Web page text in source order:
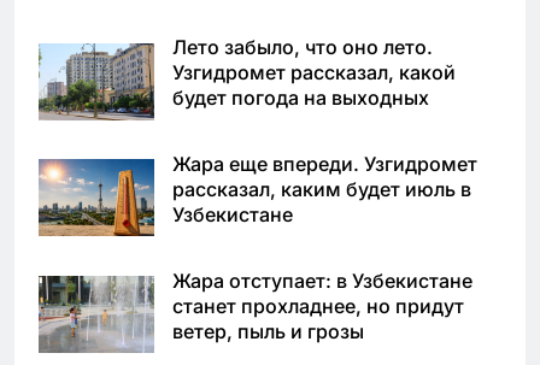
Лето забыло, что оно лето.
Узгидромет рассказал, какой
будет погода на выходных
Жара еще впереди. Узгидромет
рассказал, каким будет июль в
Узбекистане
Жара отступает: в Узбекистане
станет прохладнее, но придут
ветер, пыль и грозы